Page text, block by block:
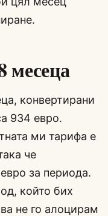
месеца
конвертирани
934 евро.
ми тарифа е
че
за периода.
който бих
не го алоцирам